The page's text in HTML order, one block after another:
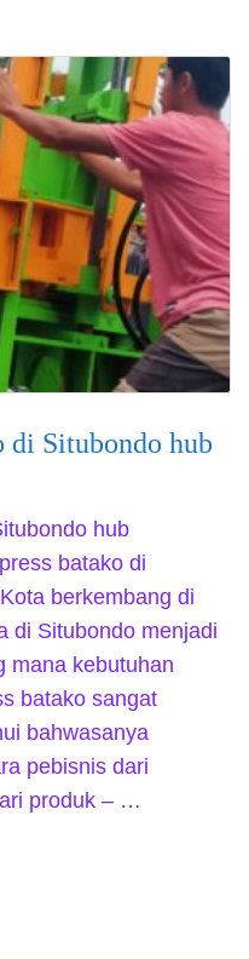
di Situbondo hub
hub
batako di
berkembang di
di Situbondo menjadi
mana kebutuhan
batako sangat
bahwasanya
pebisnis dari
produk – …